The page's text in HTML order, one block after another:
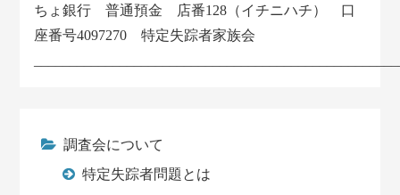
ちょ銀行 普通預金 店番128（イチニハチ） 口
座番号4097270 特定失踪者家族会
調査会について
特定失踪者問題とは